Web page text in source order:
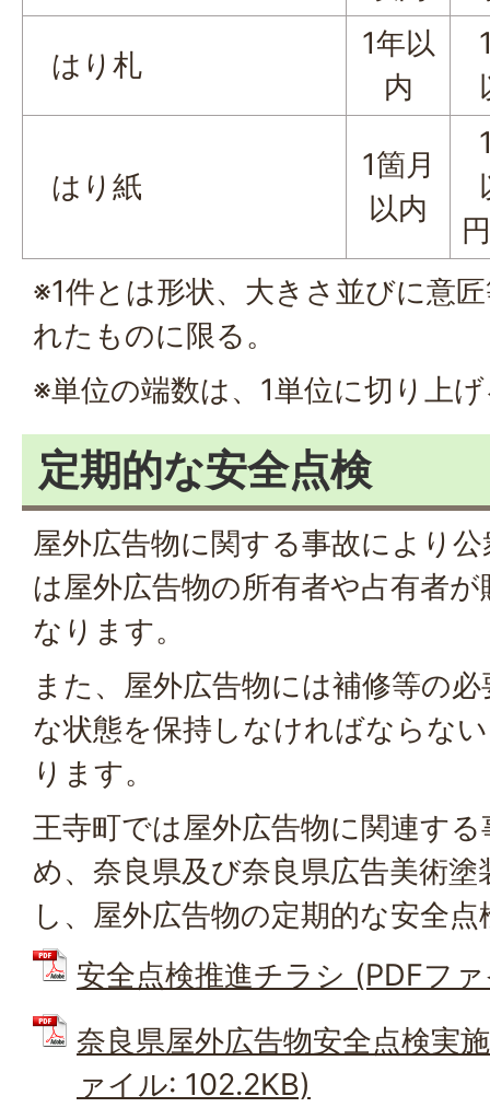
はり札
1年以
内
はり紙
1箇月
以内
円
※1件とは形状、大きさ並びに意
れたものに限る。
※単位の端数は、1単位に切り上
定期的な安全点検
屋外広告物に関する事故により
は屋外広告物の所有者や占有者
なります。
また、屋外広告物には補修等の
な状態を保持しなければならな
ります。
王寺町では屋外広告物に関連す
め、奈良県及び奈良県広告美術
し、屋外広告物の定期的な安全
安全点検推進チラシ (PDFフ
奈良県屋外広告物安全点検実
ァイル: 102.2KB)